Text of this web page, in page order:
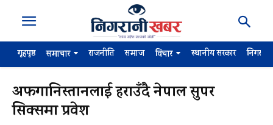
गृहपृष्ठ समाचार राजनीति समाज विचार स्थानीय सरकार
अफगानिस्तानलाई हराउँदै नेपाल सुपर
सिक्समा प्रवेश